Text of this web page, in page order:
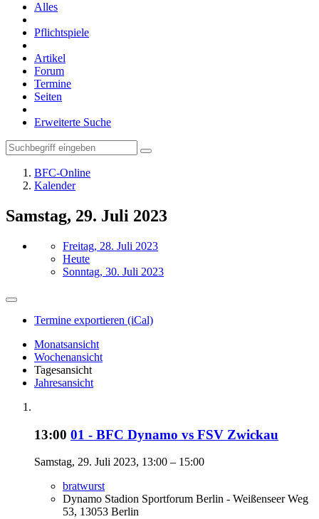
Alles
Pflichtspiele
Artikel
Forum
Termine
Seiten
Erweiterte Suche
BFC-Online
Kalender
Samstag, 29. Juli 2023
Freitag, 28. Juli 2023
Heute
Sonntag, 30. Juli 2023
Termine exportieren (iCal)
Monatsansicht
Wochenansicht
Tagesansicht
Jahresansicht
13:00 01 - BFC Dynamo vs FSV Zwickau
Samstag, 29. Juli 2023, 13:00 – 15:00
bratwurst
Dynamo Stadion Sportforum Berlin - Weißenseer Weg
53, 13053 Berlin